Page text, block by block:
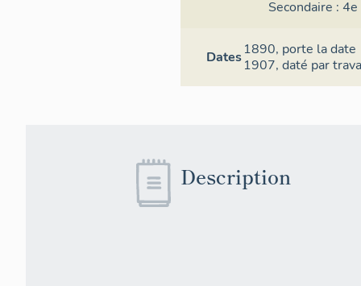
Secondaire : 4e
Dates1890, porte la date
1907,daté par
Description